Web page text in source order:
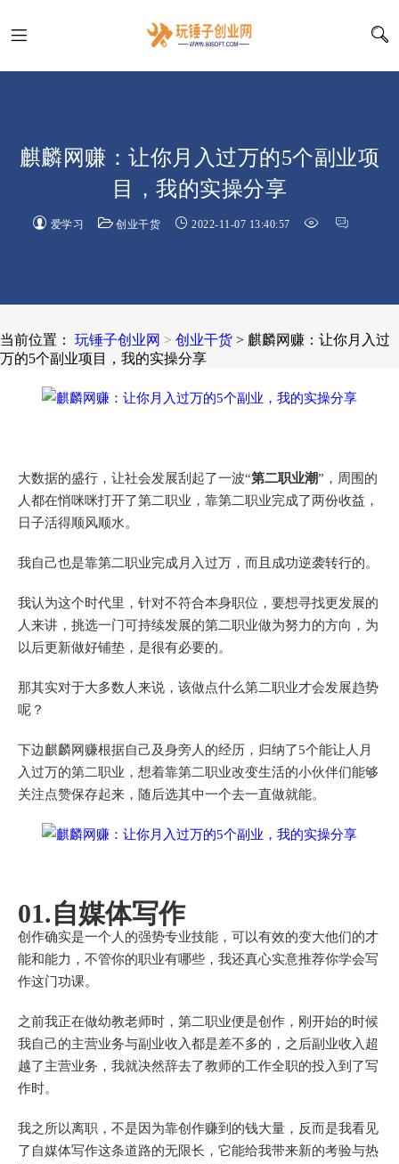
麒麟网赚：让你月入过万的5个副业项
目，我的实操分享
爱学习 创业干货 2022-11-07 13:40:57
当前位置： 玩锤子创业网 > 创业干货 > 麒麟网赚：让你月入过
万的5个副业项目，我的实操分享
大数据的盛行，让社会发展刮起了一波“第二职业潮”，周围的
人都在悄咪咪打开了第二职业，靠第二职业完成了两份收益，
日子活得顺风顺水。
我自己也是靠第二职业完成月入过万，而且成功逆袭转行的。
我认为这个时代里，针对不符合本身职位，要想寻找更发展的
人来讲，挑选一门可持续发展的第二职业做为努力的方向，为
以后更新做好铺垫，是很有必要的。
那其实对于大多数人来说，该做点什么第二职业才会发展趋势
呢？
下边麒麟网赚根据自己及身旁人的经历，归纳了5个能让人月
入过万的第二职业，想着靠第二职业改变生活的小伙伴们能够
关注点赞保存起来，随后选其中一个去一直做就能。
01.自媒体写作
创作确实是一个人的强势专业技能，可以有效的变大他们的才
能和能力，不管你的职业有哪些，我还真心实意推荐你学会写
作这门功课。
之前我正在做幼教老师时，第二职业便是创作，刚开始的时候
我自己的主营业务与副业收入都是差不多的，之后副业收入超
越了主营业务，我就决然辞去了教师的工作全职的投入到了写
作时。
我之所以离职，不是因为靠创作赚到的钱大量，反而是我看见
了自媒体写作这条道路的无限长，它能给我带来新的考验与热